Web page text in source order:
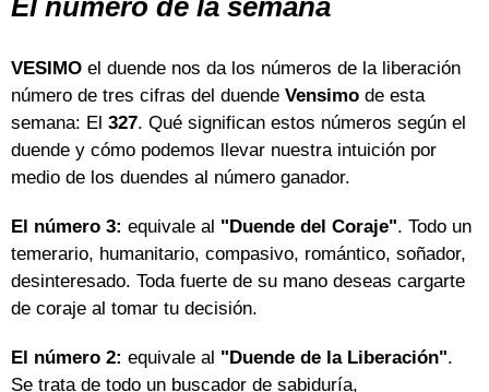
El número de la semana
VESIMO el duende nos da los números de la liberación
número de tres cifras del duende Vensimo de esta
semana: El 327. Qué significan estos números según el
duende y cómo podemos llevar nuestra intuición por
medio de los duendes al número ganador.
El número 3: equivale al "Duende del Coraje". Todo un
temerario, humanitario, compasivo, romántico, soñador,
desinteresado. Toda fuerte de su mano deseas cargarte
de coraje al tomar tu decisión.
El número 2: equivale al "Duende de la Liberación".
Se trata de todo un buscador de sabiduría,